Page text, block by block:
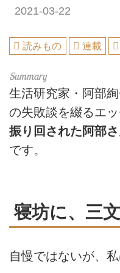
2021-03-22
読みもの 連載
生活研究家・阿部
の失敗談を綴るエッ
振り回された阿部
です。
寝坊に、三
自慢ではないが、